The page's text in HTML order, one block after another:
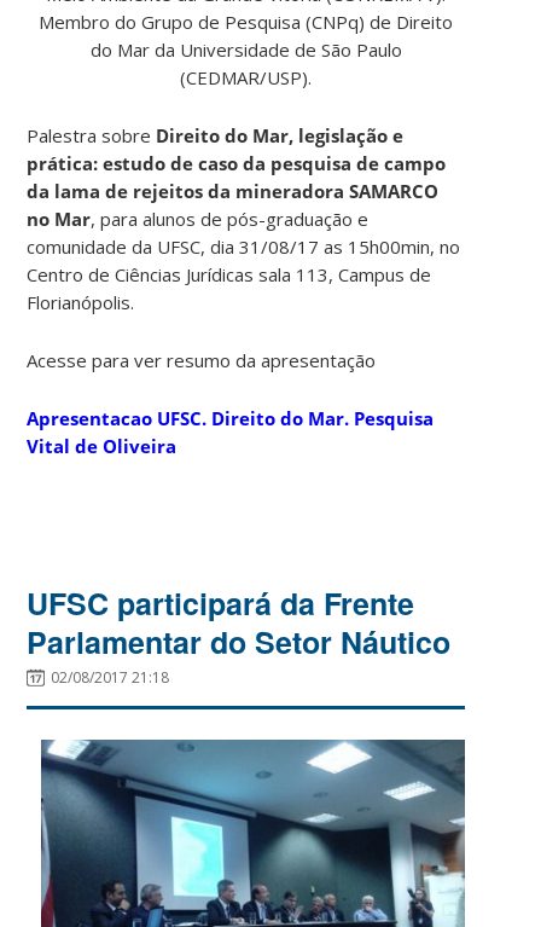
Membro do Grupo de Pesquisa (CNPq) de Direito
do Mar da Universidade de São Paulo
(CEDMAR/USP).
Palestra sobre Direito do Mar, legislação e
prática: estudo de caso da pesquisa de campo
da lama de rejeitos da mineradora SAMARCO
no Mar, para alunos de pós-graduação e
comunidade da UFSC, dia 31/08/17 as 15h00min, no
Centro de Ciências Jurídicas sala 113, Campus de
Florianópolis.
Acesse para ver resumo da apresentação
Apresentacao UFSC. Direito do Mar. Pesquisa
Vital de Oliveira
UFSC participará da Frente
Parlamentar do Setor Náutico
02/08/2017 21:18